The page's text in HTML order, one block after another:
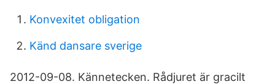
Konvexitet obligation
Känd dansare sverige
2012-09-08. Kännetecken. Rådjuret är gracilt